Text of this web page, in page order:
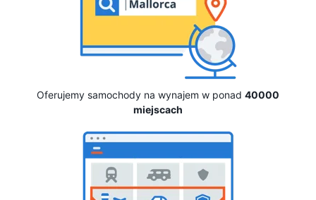
Oferujemy samochody na wynajem w ponad 40000
miejscach